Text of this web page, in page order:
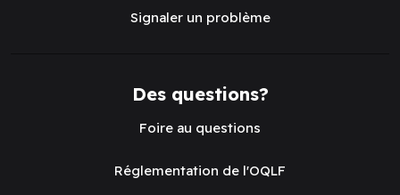
Signaler un problème
Des questions?
Foire au questions
Réglementation de l'OQLF